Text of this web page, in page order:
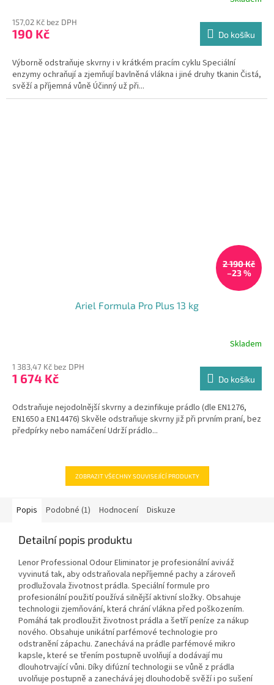
157,02 Kč bez DPH
190 Kč Do košíku
Výborně odstraňuje skvrny i v krátkém pracím cyklu Speciální
enzymy ochraňují a zjemňují bavlněná vlákna i jiné druhy tkanin Čistá,
svěží a příjemná vůně Účinný už při...
2 190 Kč
–23 %
Ariel Formula Pro Plus 13 kg
Skladem
1 383,47 Kč bez DPH
1 674 Kč Do košíku
Odstraňuje nejodolnější skvrny a dezinfikuje prádlo (dle EN1276,
EN1650 a EN14476) Skvěle odstraňuje skvrny již při prvním praní, bez
předpírky nebo namáčení Udrží prádlo...
ZOBRAZIT VŠECHNY SOUVISEJÍCÍ PRODUKTY
Popis Podobné (1) Hodnocení Diskuze
Detailní popis produktu
Lenor Professional Odour Eliminator je profesionální aviváž
vyvinutá tak, aby odstraňovala nepříjemné pachy a zároveň
prodlužovala životnost prádla. Speciální formule pro
profesionální použití používá silnější aktivní složky. Obsahuje
technologii zjemňování, která chrání vlákna před poškozením.
Pomáhá tak prodloužit životnost prádla a šetří peníze za nákup
nového. Obsahuje unikátní parfémové technologie pro
odstranění zápachu. Zanechává na prádle parfémové mikro
kapsle, které se třením postupně uvolňují a dodávají mu
dlouhotrvající vůni. Díky difúzní technologii se vůně z prádla
uvolňuje postupně a zanechává jej dlouhodobě svěží i po sušení